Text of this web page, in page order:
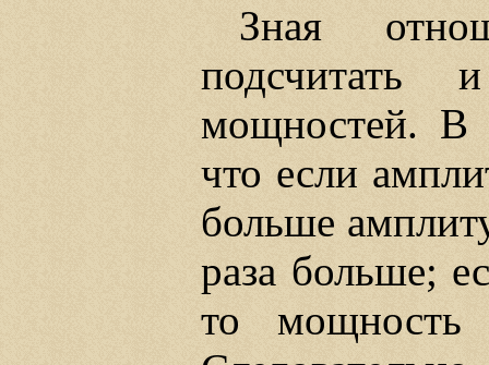
Зная
подсчитать
мощностей. В
что если
больше
раза больше;
то